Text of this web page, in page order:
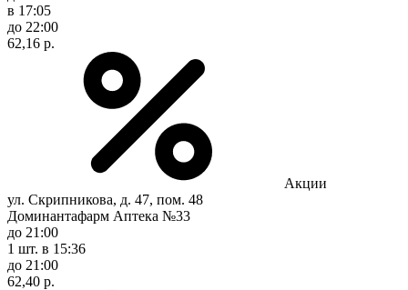
в 17:05
до 22:00
62,16 р.
Акции
ул. Скрипникова, д. 47, пом. 48
Доминантафарм Аптека №33
до 21:00
1 шт. в 15:36
до 21:00
62,40 р.